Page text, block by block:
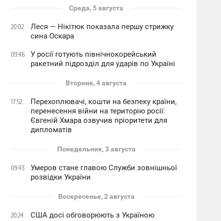
Среда, 5 августа
20:02
Леся — Нікітюк показала першу стрижку
сина Оскара
09:46
У росії готують північнокорейський
ракетний підрозділ для ударів по Україні
Вторник, 4 августа
17:52
Перехоплювачі, кошти на безпеку країни,
перенесення війни на територію росії:
Євгеній Хмара озвучив пріоритети для
дипломатів
Понедельник, 3 августа
09:43
Умеров стане главою Служби зовнішньої
розвідки України
Воскресенье, 2 августа
20:24
США досі обговорюють з Україною